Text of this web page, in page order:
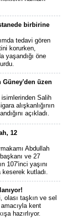
birbirine
tedavi gören
korurken,
yaşandığı öne
Güney'den üzen
isimlerinden Salih
alışkanlığının
açıkladı.
12
Abdullah
ve 27
107'inci yaşını
kutladı.
taşkın ve sel
amacıyla kent
hazırlıyor.